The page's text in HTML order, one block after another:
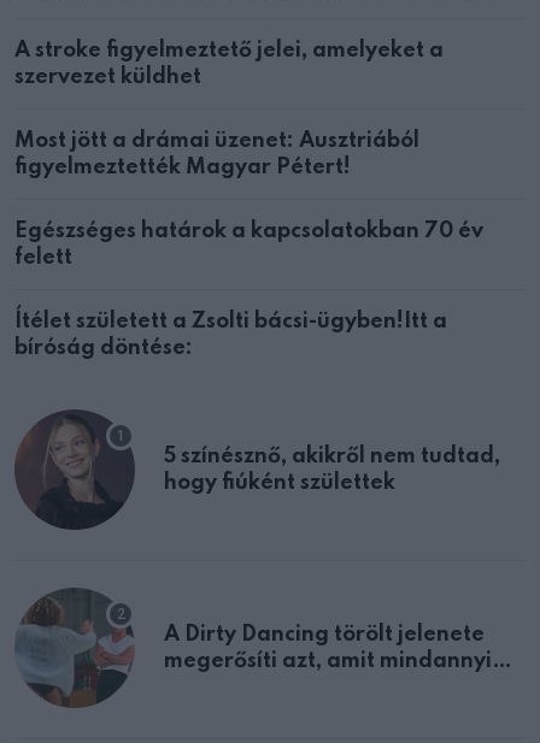
A stroke figyelmeztető jelei, amelyeket a
szervezet küldhet
Most jött a drámai üzenet: Ausztriából
figyelmeztették Magyar Pétert!
Egészséges határok a kapcsolatokban 70 év
felett
Ítélet született a Zsolti bácsi-ügyben!Itt a
bíróság döntése:
5 színésznő, akikről nem tudtad,
hogy fiúként születtek
A Dirty Dancing törölt jelenete
megerősíti azt, amit mindannyian